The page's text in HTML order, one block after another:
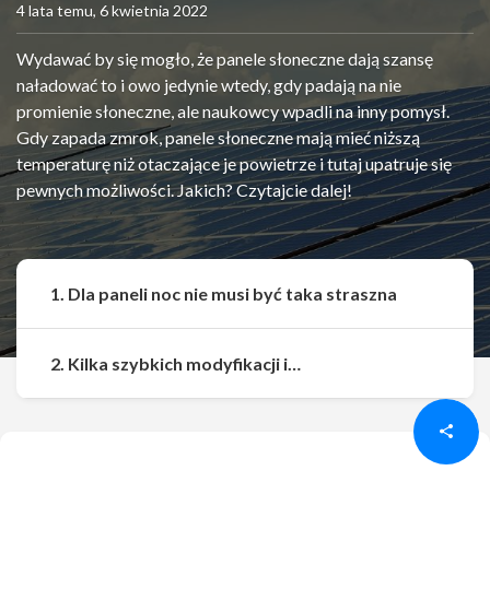
4 lata temu, 6 kwietnia 2022
Wydawać by się mogło, że panele słoneczne dają szansę
naładować to i owo jedynie wtedy, gdy padają na nie
promienie słoneczne, ale naukowcy wpadli na inny pomysł.
Gdy zapada zmrok, panele słoneczne mają mieć niższą
temperaturę niż otaczające je powietrze i tutaj upatruje się
pewnych możliwości. Jakich? Czytajcie dalej!
Udostępnij
1. Dla paneli noc nie musi być taka straszna
2. Kilka szybkich modyfikacji i…